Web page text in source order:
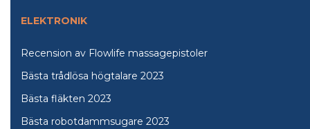
ELEKTRONIK
Recension av Flowlife massagepistoler
Bästa trådlösa högtalare 2023
Bästa fläkten 2023
Bästa robotdammsugare 2023